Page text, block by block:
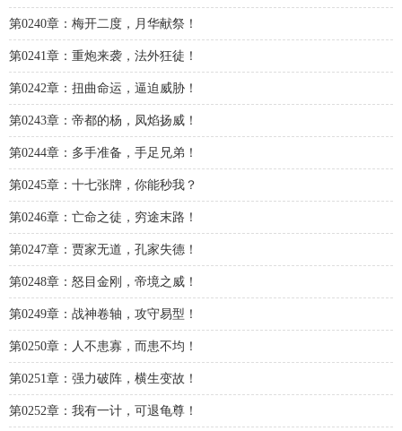
第0240章：梅开二度，月华献祭！
第0241章：重炮来袭，法外狂徒！
第0242章：扭曲命运，逼迫威胁！
第0243章：帝都的杨，凤焰扬威！
第0244章：多手准备，手足兄弟！
第0245章：十七张牌，你能秒我？
第0246章：亡命之徒，穷途末路！
第0247章：贾家无道，孔家失德！
第0248章：怒目金刚，帝境之威！
第0249章：战神卷轴，攻守易型！
第0250章：人不患寡，而患不均！
第0251章：强力破阵，横生变故！
第0252章：我有一计，可退龟尊！